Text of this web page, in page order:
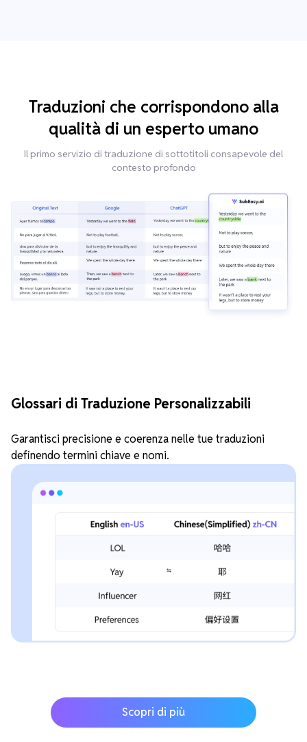
Traduzioni che corrispondono alla
qualità di un esperto umano
Il primo servizio di traduzione di sottotitoli consapevole del
contesto profondo
Glossari di Traduzione Personalizzabili
Garantisci precisione e coerenza nelle tue traduzioni
definendo termini chiave e nomi.
Scopri di più